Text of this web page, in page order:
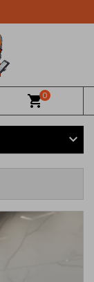
shopping_cart0